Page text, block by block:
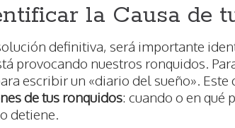
la Causa de
definitiva, será importante
provocando nuestros ronquidos.
escribir un «diario del sueño».
de tus ronquidos: cuando o en qué
detiene.